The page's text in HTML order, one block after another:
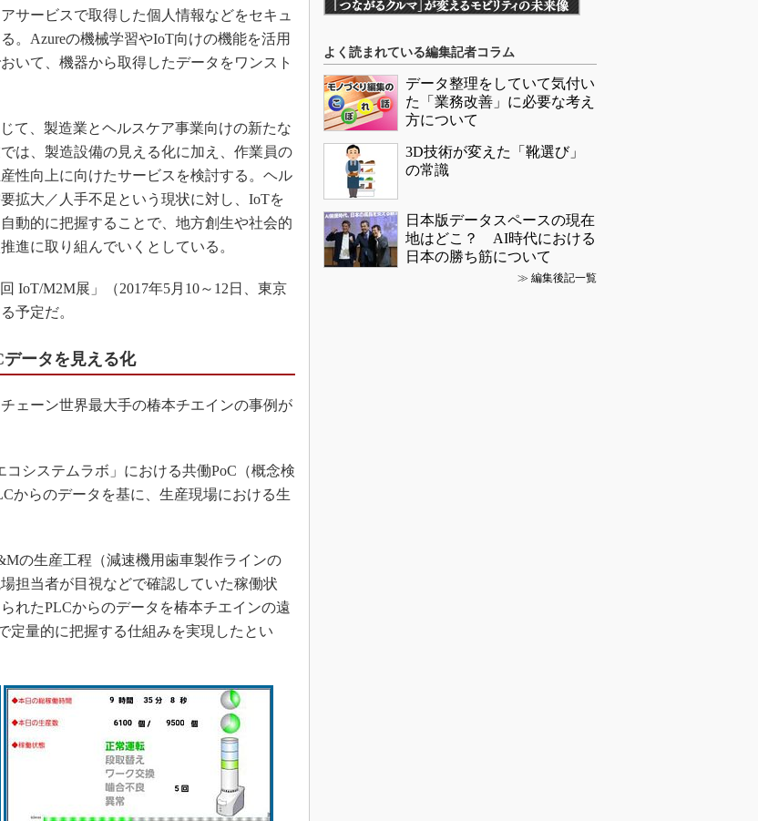
サービスで取得した個人情報などをセキュ
。Azureの機械学習やIoT向けの機能を活用
いて、機器から取得したデータをワンスト
て、製造業とヘルスケア事業向けの新たな
は、製造設備の見える化に加え、作業員の
性向上に向けたサービスを検討する。ヘル
拡大／人手不足という現状に対し、IoTを
動的に把握することで、地方創生や社会的
進に取り組んでいくとしている。
IoT/M2M展」（2017年5月10～12日、東京
予定だ。
ータを見える化
ェーン世界最大手の椿本チエインの事例が
システムラボ」における共働PoC（概念検
からのデータを基に、生産現場における生
の生産工程（減速機用歯車製作ラインの
担当者が目視などで確認していた稼働状
れたPLCからのデータを椿本チエインの遠
定量的に把握する仕組みを実現したとい
よく読まれている編集記者コラム
データ整理をしていて気付い
た「業務改善」に必要な考え
方について
3D技術が変えた「靴選び」
の常識
日本版データスペースの現在
地はどこ？ AI時代における
日本の勝ち筋について
≫ 編集後記一覧